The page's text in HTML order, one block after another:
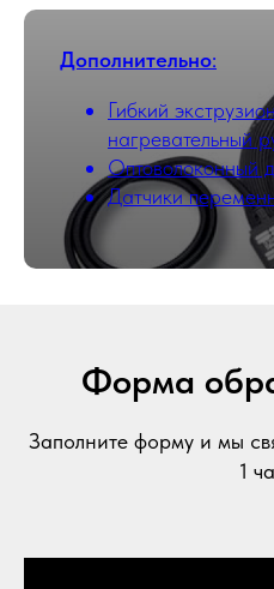
Дополнительно:
Гибкий
нагревательный
Оптоволоконный
Датчики
Форма
Заполните форму и мы
1